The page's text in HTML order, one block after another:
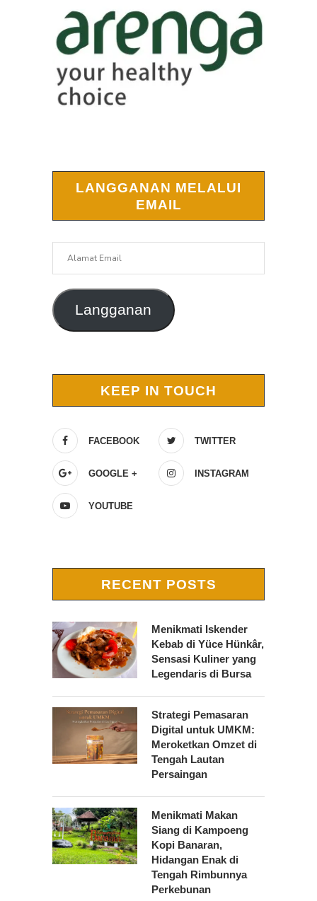
LANGGANAN MELALUI
EMAIL
Langganan
KEEP IN TOUCH
FACEBOOK TWITTER
GOOGLE + INSTAGRAM
YOUTUBE
RECENT POSTS
Menikmati Iskender
Kebab di Yüce Hünkâr,
Sensasi Kuliner yang
Legendaris di Bursa
Strategi Pemasaran
Digital untuk UMKM:
Meroketkan Omzet di
Tengah Lautan
Persaingan
Menikmati Makan
Siang di Kampoeng
Kopi Banaran,
Hidangan Enak di
Tengah Rimbunnya
Perkebunan